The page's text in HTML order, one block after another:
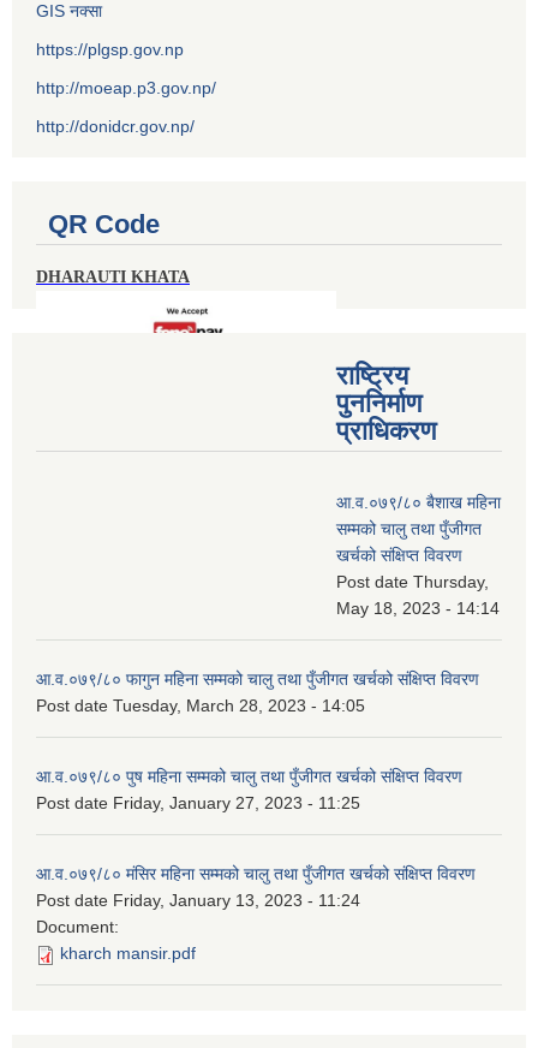
GIS नक्सा
https://plgsp.gov.np
http://moeap.p3.gov.np/
http://donidcr.gov.np/
QR Code
DHARAUTI KHATA
राष्ट्रिय
पुननिर्माण
प्राधिकरण
आ.व.०७९/८० बैशाख महिना
सम्मको चालु तथा पुँजीगत
खर्चको संक्षिप्त विवरण
Post date Thursday,
May 18, 2023 - 14:14
आ.व.०७९/८० फागुन महिना सम्मको चालु तथा पुँजीगत खर्चको संक्षिप्त विवरण
Post date Tuesday, March 28, 2023 - 14:05
आ.व.०७९/८० पुष महिना सम्मको चालु तथा पुँजीगत खर्चको संक्षिप्त विवरण
Post date Friday, January 27, 2023 - 11:25
आ.व.०७९/८० मंसिर महिना सम्मको चालु तथा पुँजीगत खर्चको संक्षिप्त विवरण
Post date Friday, January 13, 2023 - 11:24
Document:
kharch mansir.pdf